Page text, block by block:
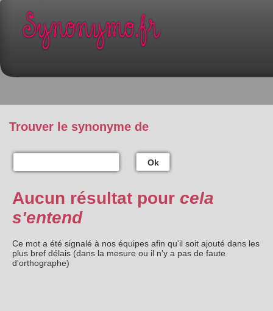
Trouver le synonyme de
Ok
Aucun résultat pour cela
s'entend
Ce mot a été signalé à nos équipes afin qu'il soit ajouté dans les
plus bref délais (dans la mesure ou il n'y a pas de faute
d'orthographe)